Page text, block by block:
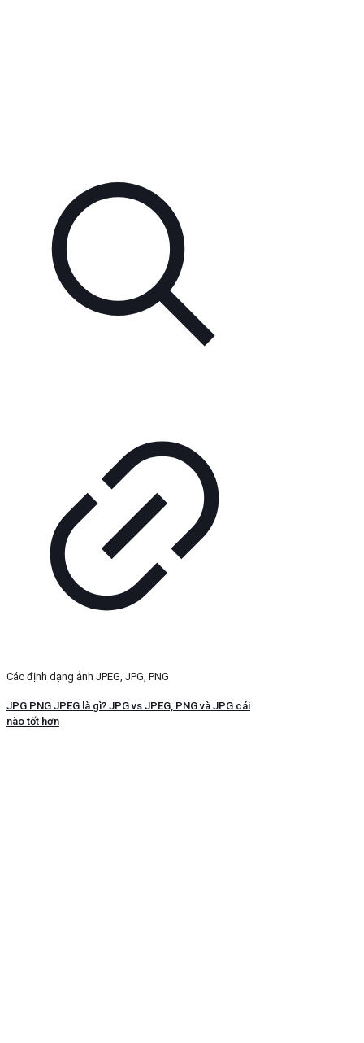
Các định dạng ảnh JPEG, JPG, PNG
JPG PNG JPEG là gì? JPG vs JPEG, PNG và JPG cái
nào tốt hơn